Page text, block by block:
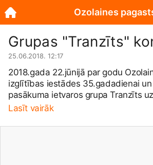
Grupas "Tranzīts"
25.06.2018. 12:17
2018.gada 22.jūnijā par godu
izglītības iestādes 35.gadadienai
pasākuma ietvaros grupa Tranzīts
ciemā! PALDIES Raimondam
Lasīt vairāk
Ozolaines